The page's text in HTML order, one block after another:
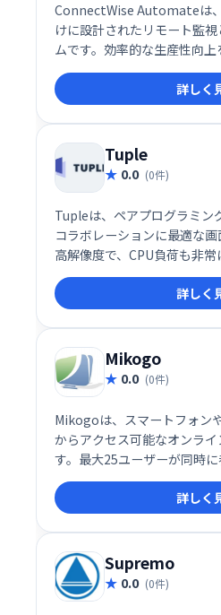
ConnectWise Automateは
けに設計されたリモート監
ムです。効率的な生産性向
可視性を高めます。
詳しく
Tuple
0.0 (0件)
Tupleは、ペアプログラミン
コラボレーションに最適な
高解像度で、CPU負荷も非
快適なリモート作業を実現
業しているかのような感覚で
ボレーションを体験できます
詳しく
Mikogo
0.0 (0件)
Mikogoは、スマートフォン
からアクセス可能なオンラ
す。最大25ユーザーが同時
ットやホワイトボード機能
ビューアーによるスムーズな
簡単交換で、効率的な共同
使いやすいツールをお探し
詳しく
Supremo
0.0 (0件)